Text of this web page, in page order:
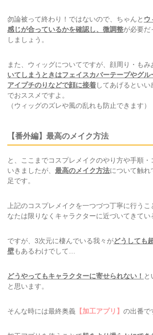
勿論被って終わり！ではないので、ちゃんと ウ
感じが合っているかを確認し、微調整が必要だ
しましょう。
また、ウィッグについてですが、顔周り・もみ
いてしまうときはフェイスカバーテープやグル
アイプチのりなどで顔に接着してあげるとい
でおススメですよ。
（ウィッグのズレや風の乱れも防止できます）
【番外編】最高のメイク方法
と、ここまでコスプレメイクのやり方や手順・
いきましたが、 最高のメイク方法について触れ
足です。
上記のコスプレメイクを一つづつ丁寧に行うこ
なたは限りなくキャラクターに近づいてきてい
ですが、3次元に棲んでいる我々がどうしても
壁もあるわけでして…
どうやってもキャラクターに寄せられない！ と
と思います。
そんな時には最終奥義 【加工アプリ】 の出番で